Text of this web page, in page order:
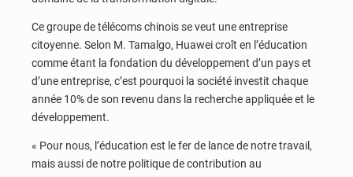
Ce groupe de télécoms chinois se veut une entreprise
citoyenne. Selon M. Tamalgo, Huawei croît en l’éducation
comme étant la fondation du développement d’un pays et
d’une entreprise, c’est pourquoi la société investit chaque
année 10% de son revenu dans la recherche appliquée et le
développement.
« Pour nous, l’éducation est le fer de lance de notre travail,
mais aussi de notre politique de contribution au